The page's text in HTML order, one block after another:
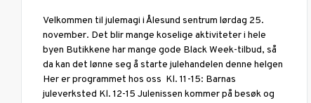
Velkommen til julemagi i Ålesund sentrum lørdag 25.
november. Det blir mange koselige aktiviteter i hele
byen Butikkene har mange gode Black Week-tilbud, så
da kan det lønne seg å starte julehandelen denne helgen
Her er programmet hos oss Kl. 11-15: Barnas
juleverksted Kl. 12-15 Julenissen kommer på besøk og